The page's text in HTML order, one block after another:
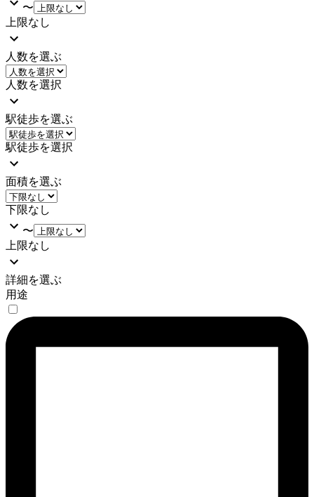
〜
上限なし
人数を選ぶ
人数を選択
駅徒歩を選ぶ
駅徒歩を選択
面積を選ぶ
下限なし
〜
上限なし
詳細を選ぶ
用途